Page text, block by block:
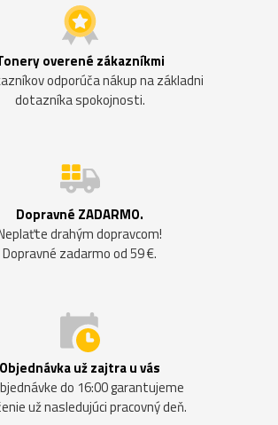
overené zákazníkmi
odporúča nákup na základni
dotazníka spokojnosti.
Dopravné ZADARMO.
drahým dopravcom!
Dopravné zadarmo od 59 €.
Objednávka už zajtra u vás
do 16:00 garantujeme
už nasledujúci pracovný deň.